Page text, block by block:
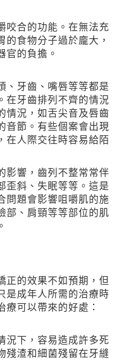
咬合的功能。在無法充
的食物分子過於龐大，
官的負擔。
、牙齒、嘴唇等等都是
在牙齒排列不齊的情況
情況，如舌尖音及唇齒
音節。有些個案會出現
在人際交往時容易給陌
影響，齒列不整常常伴
歪斜、失眠等等。這是
問題會影響咀嚼肌的施
部、肩頸等等部位的肌
正的效果不如預期，但
是成年人所需的治療時
療可以帶來的好處：
況下，容易造成許多死
殘渣和細菌殘留在牙縫